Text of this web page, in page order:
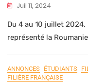
Juil 11, 2024
Du 4 au 10 juillet
représenté la
ANNONCES ÉTUDIANTS
FILIÈRE FRANÇAISE